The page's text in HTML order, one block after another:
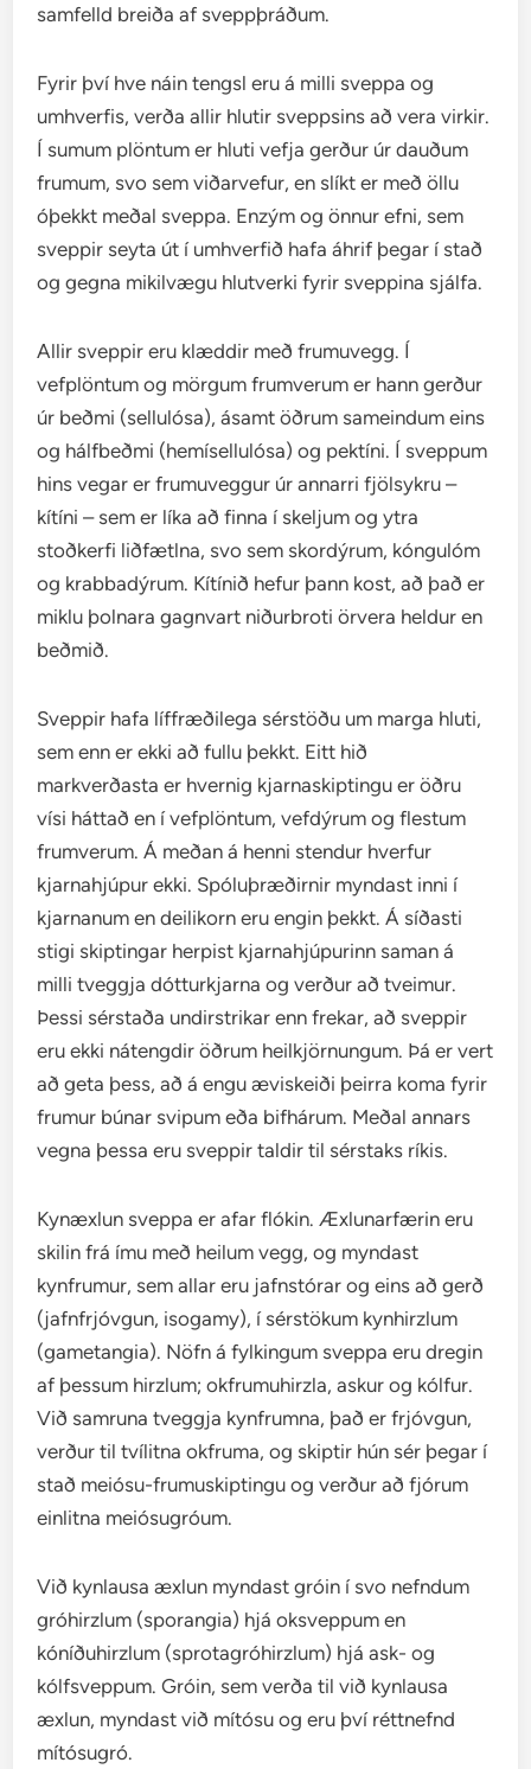
samfelld breiða af sveppþráðum.
Fyrir því hve náin tengsl eru á milli sveppa og
umhverfis, verða allir hlutir sveppsins að vera virkir.
Í sumum plöntum er hluti vefja gerður úr dauðum
frumum, svo sem viðarvefur, en slíkt er með öllu
óþekkt meðal sveppa. Enzým og önnur efni, sem
sveppir seyta út í umhverfið hafa áhrif þegar í stað
og gegna mikilvægu hlutverki fyrir sveppina sjálfa.
Allir sveppir eru klæddir með frumuvegg. Í
vefplöntum og mörgum frumverum er hann gerður
úr beðmi (sellulósa), ásamt öðrum sameindum eins
og hálfbeðmi (hemísellulósa) og pektíni. Í sveppum
hins vegar er frumuveggur úr annarri fjölsykru –
kítíni – sem er líka að finna í skeljum og ytra
stoðkerfi liðfætlna, svo sem skordýrum, kóngulóm
og krabbadýrum. Kítínið hefur þann kost, að það er
miklu þolnara gagnvart niðurbroti örvera heldur en
beðmið.
Sveppir hafa líffræðilega sérstöðu um marga hluti,
sem enn er ekki að fullu þekkt. Eitt hið
markverðasta er hvernig kjarnaskiptingu er öðru
vísi háttað en í vefplöntum, vefdýrum og flestum
frumverum. Á meðan á henni stendur hverfur
kjarnahjúpur ekki. Spóluþræðirnir myndast inni í
kjarnanum en deilikorn eru engin þekkt. Á síðasti
stigi skiptingar herpist kjarnahjúpurinn saman á
milli tveggja dótturkjarna og verður að tveimur.
Þessi sérstaða undirstrikar enn frekar, að sveppir
eru ekki nátengdir öðrum heilkjörnungum. Þá er vert
að geta þess, að á engu æviskeiði þeirra koma fyrir
frumur búnar svipum eða bifhárum. Meðal annars
vegna þessa eru sveppir taldir til sérstaks ríkis.
Kynæxlun sveppa er afar flókin. Æxlunarfærin eru
skilin frá ímu með heilum vegg, og myndast
kynfrumur, sem allar eru jafnstórar og eins að gerð
(jafnfrjóvgun, isogamy), í sérstökum kynhirzlum
(gametangia). Nöfn á fylkingum sveppa eru dregin
af þessum hirzlum; okfrumuhirzla, askur og kólfur.
Við samruna tveggja kynfrumna, það er frjóvgun,
verður til tvílitna okfruma, og skiptir hún sér þegar í
stað meiósu-frumuskiptingu og verður að fjórum
einlitna meiósugróum.
Við kynlausa æxlun myndast gróin í svo nefndum
gróhirzlum (sporangia) hjá oksveppum en
kóníðuhirzlum (sprotagróhirzlum) hjá ask- og
kólfsveppum. Gróin, sem verða til við kynlausa
æxlun, myndast við mítósu og eru því réttnefnd
mítósugró.